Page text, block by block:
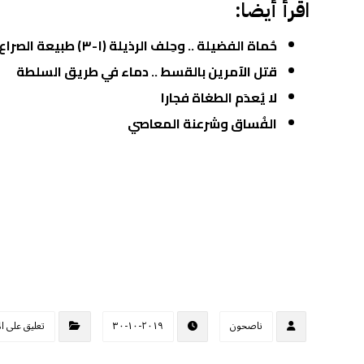
اقرأ أيضا:
حُماة الفضيلة .. وحِلف الرذيلة (١-٣) طبيعة الصراع
قتل الآمرين بالقسط .. دماء في طريق السلطة
لا يُعدَم الطغاة فجارا
الفُساق وشرعنة المعاصي
ناصحون ٢٠١٩-١٠-٣٠ تعليق على